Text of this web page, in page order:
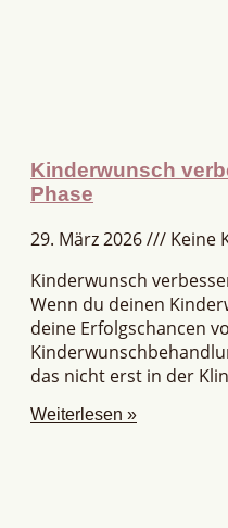
Kinderwunsch
Phase
29. März 2026
Keine
Kinderwunsch
Wenn du deinen
deine Erfolgschancen
das nicht erst in der
Weiterlesen »